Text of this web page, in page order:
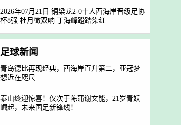
2026年07月21日 铜梁龙2-0十人西海岸晋级足协
杯8强 杜月徵双响 丁海峰蹬踏染红
足球新闻
青岛德比再现经典，西海岸直升第二，亚冠梦
想近在咫尺
泰山终迎惊喜！仅次于陈蒲谢文能，21岁青妖
崛起，未来国足新锋线！